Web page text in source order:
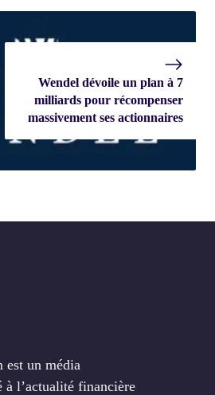
Wendel dévoile un plan à 7
milliards pour récompenser
massivement ses actionnaires
est un média
à l’actualité financière